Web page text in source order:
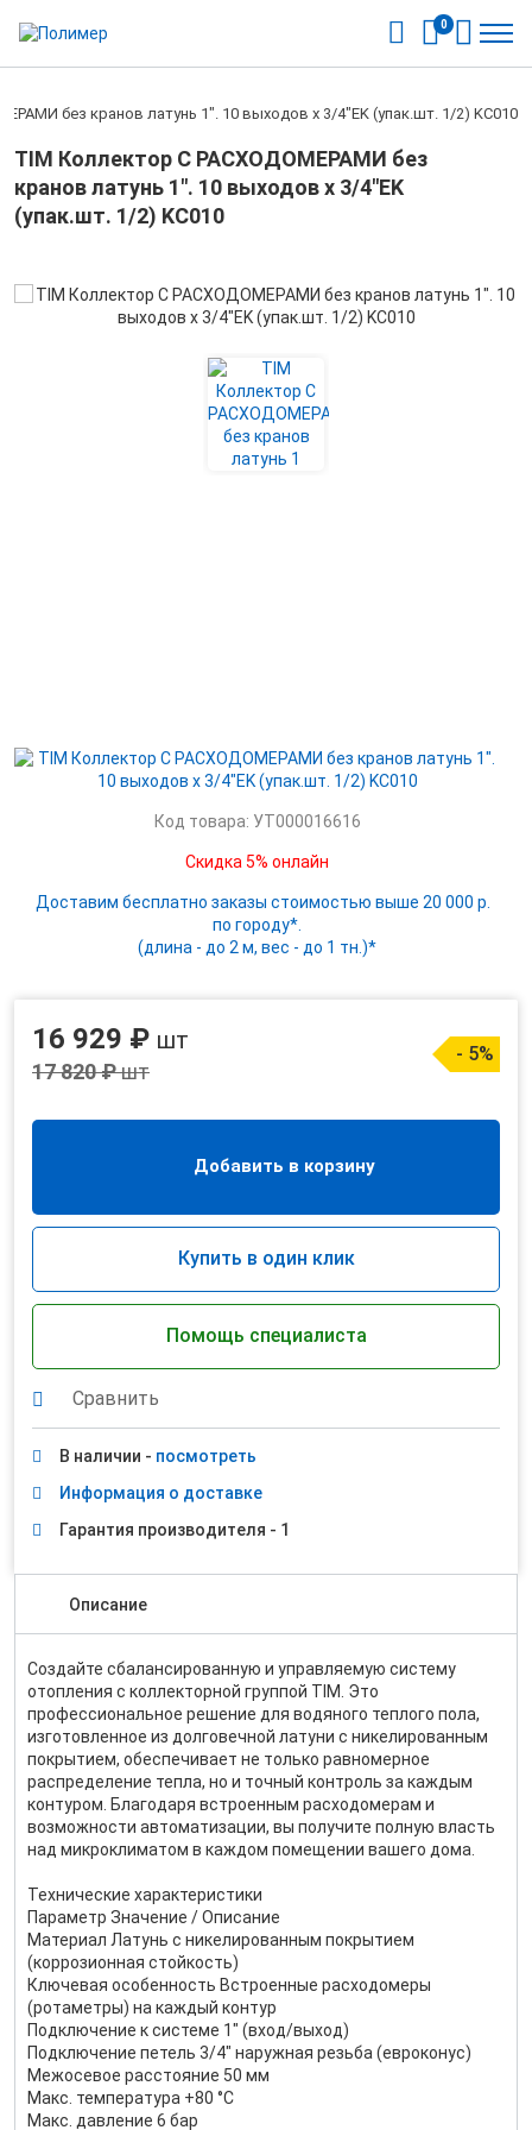
0
без кранов латунь 1". 10 выходов x 3/4"EK (упак.шт. 1/2) KC010
TIM Коллектор С РАСХОДОМЕРАМИ без
кранов латунь 1". 10 выходов x 3/4"EK
(упак.шт. 1/2) KC010
Код товара: УТ000016616
Скидка 5% онлайн
Доставим бесплатно заказы стоимостью выше 20 000 р.
по городу*.
(длина - до 2 м, вес - до 1 тн.)*
16 929 ₽ шт
17 820 ₽шт
- 5%
Добавить в корзину
Купить в один клик
Помощь специалиста
Сравнить
В наличии - посмотреть
Информация о доставке
Гарантия производителя - 1
Описание
Создайте сбалансированную и управляемую систему
отопления с коллекторной группой TIM. Это
профессиональное решение для водяного теплого пола,
изготовленное из долговечной латуни с никелированным
покрытием, обеспечивает не только равномерное
распределение тепла, но и точный контроль за каждым
контуром. Благодаря встроенным расходомерам и
возможности автоматизации, вы получите полную власть
над микроклиматом в каждом помещении вашего дома.
Технические характеристики
Параметр Значение / Описание
Материал Латунь с никелированным покрытием
(коррозионная стойкость)
Ключевая особенность Встроенные расходомеры
(ротаметры) на каждый контур
Подключение к системе 1" (вход/выход)
Подключение петель 3/4" наружная резьба (евроконус)
Межосевое расстояние 50 мм
Макс. температура +80 °C
Макс. давление 6 бар